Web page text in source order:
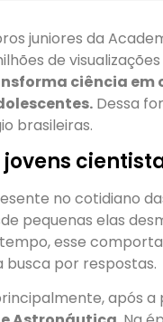
juniores da
de
ciência em
Dessa
brasileiras.
no cotidiano
pequenas elas
esse
busca por respostas.
após